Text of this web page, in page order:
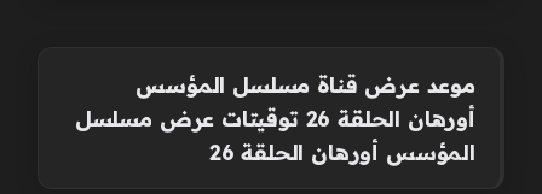
موعد عرض قناة مسلسل المؤسس
أورهان الحلقة 26 توقيتات عرض مسلسل
المؤسس أورهان الحلقة 26